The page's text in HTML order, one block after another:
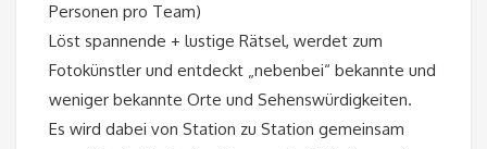
Personen pro Team)
Löst spannende + lustige Rätsel, werdet zum
Fotokünstler und entdeckt „nebenbei“ bekannte und
weniger bekannte Orte und Sehenswürdigkeiten.
Es wird dabei von Station zu Station gemeinsam